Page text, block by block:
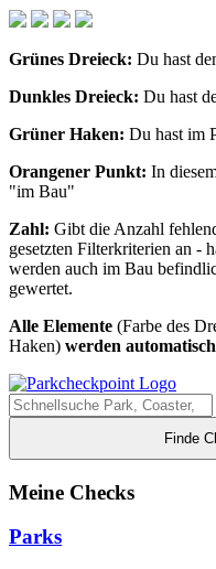
Grünes Dreieck: Du hast
Dunkles Dreieck: Du hast
Grüner Haken: Du hast im
Orangener Punkt: In
"im Bau"
Zahl: Gibt die Anzahl
gesetzten Filterkriterien an -
werden auch im Bau
gewertet.
Alle Elemente (Farbe des
Haken) werden
Finde
Meine Checks
Parks